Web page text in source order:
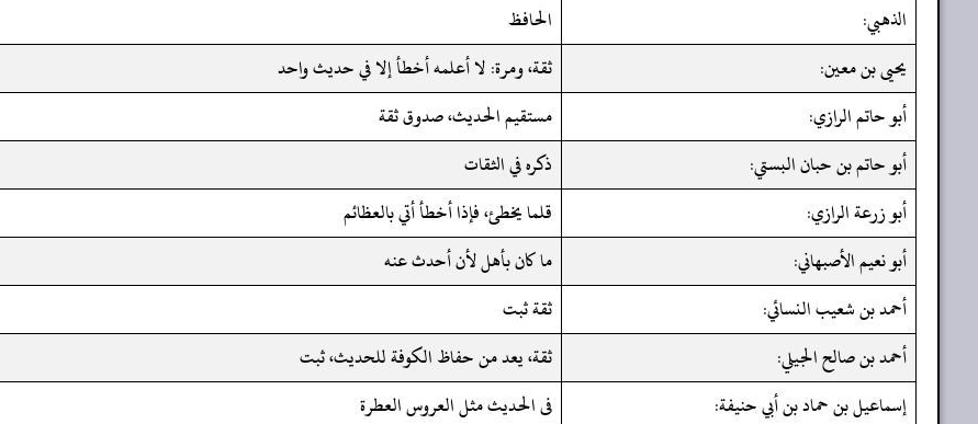
الذهبي:
الحافظ
يحيى بن معين:
ثقة، ومرة: لا أعلمه أخطأ إلا في حديث واحد
أبو حاتم الرازي:
مستقيم الحديث، صدوق ثقة
أبو حاتم بن حبان البستي:
ذكره في الثقات
أبو زرعة الرازي:
قلما يخطئ، فإذا أخطأ أتي بالعظائم
أبو نعيم الأصبهاني:
ما كان بأهل لأن أحدث عنه
أحمد بن شعيب النسائي:
ثقة ثبت
أحمد بن صالح الجيلي:
ثقة، يعد من حفاظ الكوفة للحديث، ثبت
إسماعيل بن حماد بن أبي حنيفة:
فى الحديث مثل العروس العطرة